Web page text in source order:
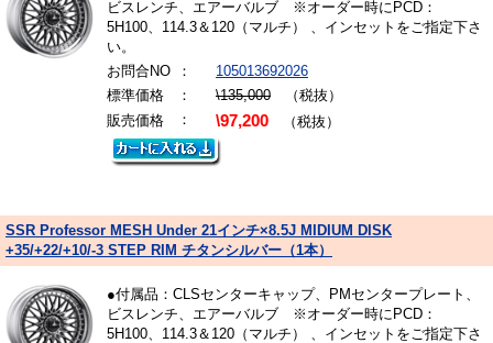
ビスレンチ、エアーバルブ ※オーダー時にPCD：
5H100、114.3＆120（マルチ） 、インセットをご指定下さ
い。
お問合NO
：
105013692026
標準価格
： \135,000 （税抜）
販売価格
： \97,200 （税抜）
SSR Professor MESH Under 21インチ×8.5J MIDIUM DISK
+35/+22/+10/-3 STEP RIM チタンシルバー（1本）
●付属品：CLSセンターキャップ、PMセンタープレート、
ビスレンチ、エアーバルブ ※オーダー時にPCD：
5H100、114.3＆120（マルチ） 、インセットをご指定下さ